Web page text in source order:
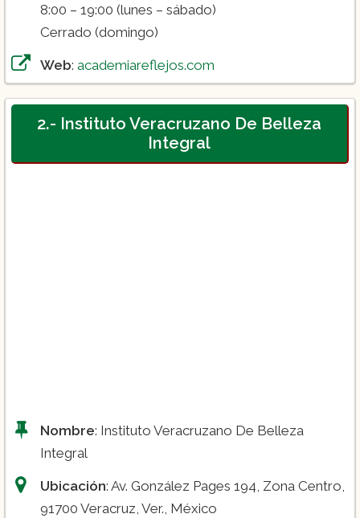
8:00 – 19:00 (lunes – sábado)
Cerrado (domingo)
Web: academiareflejos.com
2.- Instituto Veracruzano De Belleza
Integral
Nombre: Instituto Veracruzano De Belleza
Integral
Ubicación: Av. González Pages 194, Zona Centro,
91700 Veracruz, Ver., México